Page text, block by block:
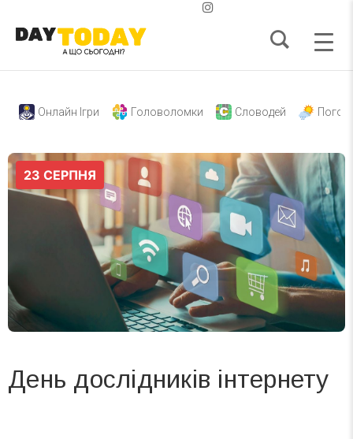
Онлайн Ігри Головоломки Словодей
День дослідників інтернету